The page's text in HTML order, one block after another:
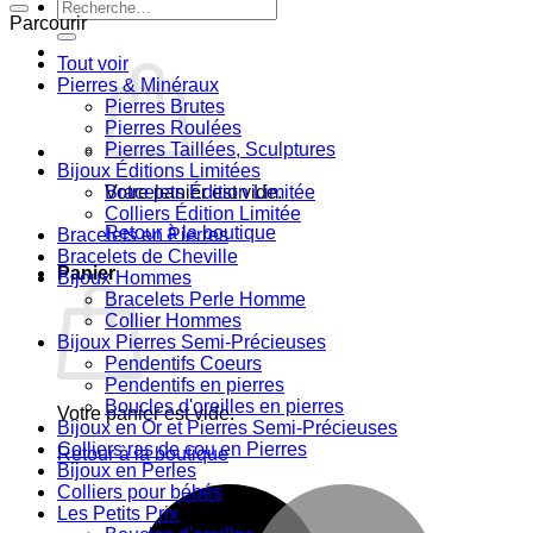
Recherche
pour :
Votre panier est vide.
Retour à la boutique
Panier
Votre panier est vide.
Retour à la boutique
Parcourir
Tout voir
Pierres & Minéraux
Pierres Brutes
Pierres Roulées
Pierres Taillées, Sculptures
Bijoux Éditions Limitées
Bracelets Édition Limitée
Colliers Édition Limitée
Bracelets en Pierres
Bracelets de Cheville
Bijoux Hommes
Bracelets Perle Homme
Collier Hommes
Bijoux Pierres Semi-Précieuses
Pendentifs Coeurs
Pendentifs en pierres
Boucles d'oreilles en pierres
Bijoux en Or et Pierres Semi-Précieuses
Colliers ras de cou en Pierres
Bijoux en Perles
Colliers pour bébés
Les Petits Prix